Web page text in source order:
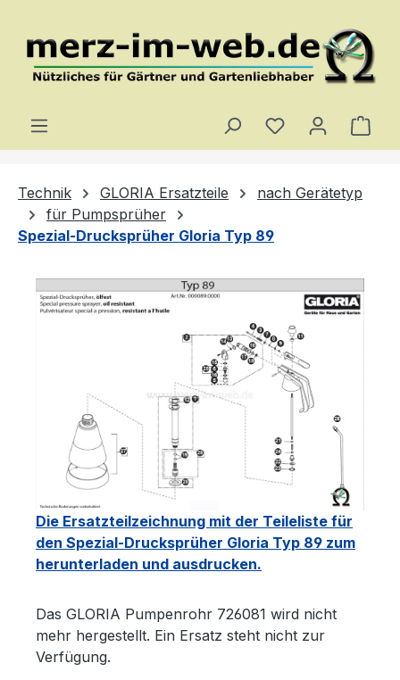
Du hast 0
Technik GLORIA Ersatzteile
nach Gerätetyp
für Pumpsprüher
Spezial-Drucksprüher Gloria Typ 89
Die Ersatzteilzeichnung mit der Teileliste für
den Spezial-Drucksprüher Gloria Typ 89 zum
herunterladen und ausdrucken.
Das GLORIA Pumpenrohr 726081 wird nicht
mehr hergestellt. Ein Ersatz steht nicht zur
Verfügung.